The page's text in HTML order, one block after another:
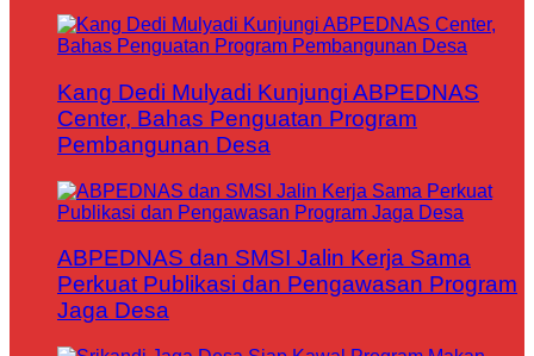
Kang Dedi Mulyadi Kunjungi ABPEDNAS
Center, Bahas Penguatan Program
Pembangunan Desa
ABPEDNAS dan SMSI Jalin Kerja Sama
Perkuat Publikasi dan Pengawasan Program
Jaga Desa